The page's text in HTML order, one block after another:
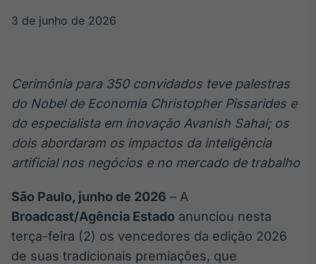
no Brasil
Broadcast
White Label
Plataforma para
Soluções de Dados
e Conteúdos
Broadcast
OTC
3 de junho de 2026
Cerimônia para 350 convidados teve palestras
do Nobel de Economia Christopher Pissarides e
do especialista em inovação Avanish Sahai; os
dois abordaram os impactos da inteligência
artificial nos negócios e no mercado de trabalho
São Paulo, junho de 2026 – A
Broadcast/Agência Estado anunciou nesta
terça-feira (2) os vencedores da edição 2026
de suas tradicionais premiações, que